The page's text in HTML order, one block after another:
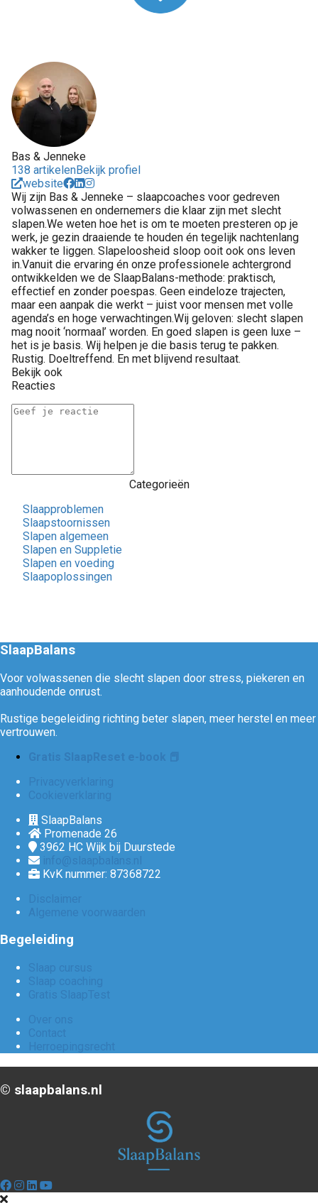
Bas & Jenneke
138 artikelenBekijk profiel
website
Wij zijn Bas & Jenneke – slaapcoaches voor gedreven
volwassenen en ondernemers die klaar zijn met slecht
slapen.We weten hoe het is om te moeten presteren op je
werk, je gezin draaiende te houden én tegelijk nachtenlang
wakker te liggen. Slapeloosheid sloop ooit ook ons leven
in.Vanuit die ervaring én onze professionele achtergrond
ontwikkelden we de SlaapBalans-methode: praktisch,
effectief en zonder poespas. Geen eindeloze trajecten,
maar een aanpak die werkt – juist voor mensen met volle
agenda’s en hoge verwachtingen.Wij geloven: slecht slapen
mag nooit ‘normaal’ worden. En goed slapen is geen luxe –
het is je basis. Wij helpen je die basis terug te pakken.
Rustig. Doeltreffend. En met blijvend resultaat.
Bekijk ook
Reacties
Categorieën
Slaapproblemen
Slaapstoornissen
Slapen algemeen
Slapen en Suppletie
Slapen en voeding
Slaapoplossingen
SlaapBalans
Voor volwassenen die slecht slapen door stress, piekeren en
aanhoudende onrust.
Rustige begeleiding richting beter slapen, meer herstel en meer
vertrouwen.
SlaapBalans
Promenade 26
3962 HC Wijk bij Duurstede
KvK nummer: 87368722
Begeleiding
©️ slaapbalans.nl